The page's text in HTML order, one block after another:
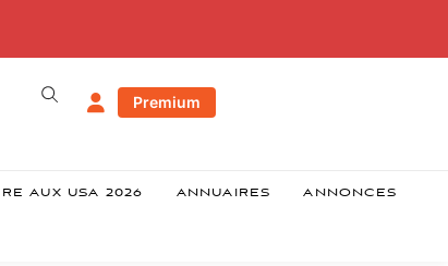
Premium
AUX USA 2026 ANNUAIRES ANNONCES